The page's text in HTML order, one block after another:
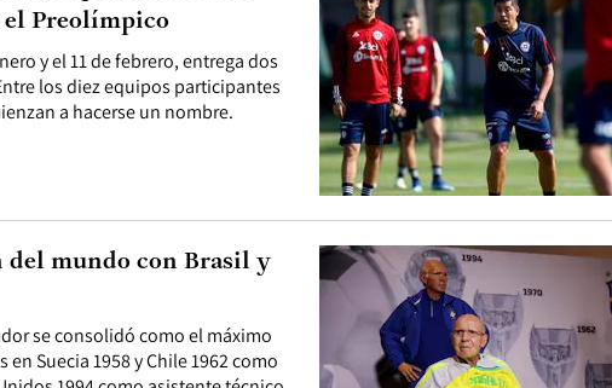
y el 11 de febrero, entrega dos
los diez equipos participantes
a hacerse un nombre.
el Preolímpico
se consolidó como el máximo
Suecia 1958 y Chile 1962 como
del mundo con Brasil y